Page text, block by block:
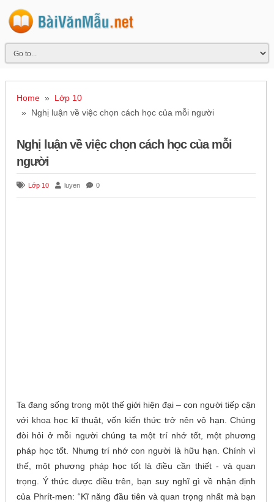
Home» Lớp 10
» Nghị luận về việc chọn cách học của mỗi người
Nghị luận về việc chọn cách học của mỗi
người
Lớp 10 luyen 0
Ta đang sống trong một thế giới hiện đại – con người tiếp cận
với khoa học kĩ thuật, vốn kiến thức trở nên vô hạn. Chúng
đòi hỏi ở mỗi người chúng ta một trí nhớ tốt, một phương
pháp học tốt. Nhưng trí nhớ con người là hữu hạn. Chính vì
thế, một phương pháp học tốt là điều cần thiết - và quan
trọng. Ý thức dược điều trên, bạn suy nghĩ gì về nhận định
của Phrít-men: “Kĩ năng đầu tiên và quan trọng nhất mà bạn